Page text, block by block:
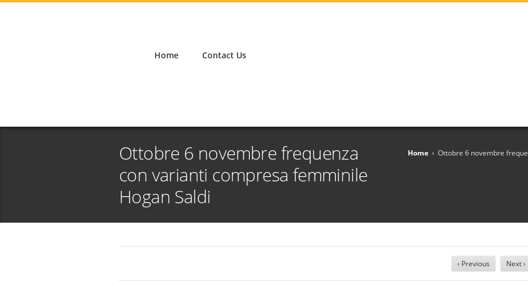
Home Contact Us
Ottobre 6 novembre frequenza
con varianti compresa femminile
Hogan Saldi
Home › Ottobre 6 novembre
‹ Previous Next ›